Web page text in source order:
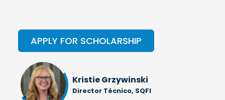
APPLY FOR SCHOLARSHIP
Kristie Grzywinski
Director Técnico, SQFI